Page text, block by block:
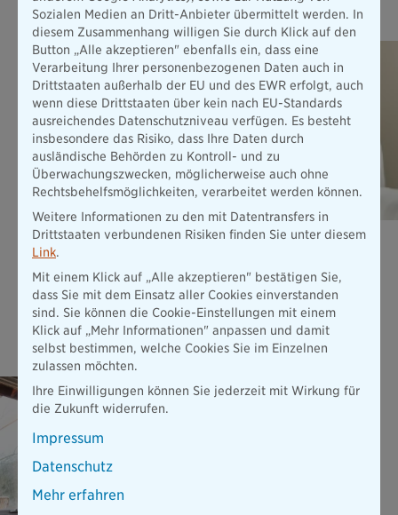
Unfallversicherung ExistenzBudget
ExistenzBudget in einer Höhe von bis zu 10 Mio. € nach
einem Unfall - und das schon ab 9,41 € pro Monat.
Mehr erfahren
Elementar­versicherung
Sozialen Medien an Dritt-Anbieter übermittelt werden. In
diesem Zusammenhang willigen Sie durch Klick auf den
Button „Alle akzeptieren" ebenfalls ein, dass eine
Verarbeitung Ihrer personenbezogenen Daten auch in
Drittstaaten außerhalb der EU und des EWR erfolgt, auch
wenn diese Drittstaaten über kein nach EU-Standards
ausreichendes Datenschutzniveau verfügen. Es besteht
insbesondere das Risiko, dass Ihre Daten durch
ausländische Behörden zu Kontroll- und zu
Überwachungszwecken, möglicherweise auch ohne
Rechtsbehelfsmöglichkeiten, verarbeitet werden können.
Weitere Informationen zu den mit Datentransfers in
Drittstaaten verbundenen Risiken finden Sie unter diesem
Link.
Mit einem Klick auf „Alle akzeptieren" bestätigen Sie,
dass Sie mit dem Einsatz aller Cookies einverstanden
sind. Sie können die Cookie-Einstellungen mit einem
Klick auf „Mehr Informationen" anpassen und damit
selbst bestimmen, welche Cookies Sie im Einzelnen
zulassen möchten.
Ihre Einwilligungen können Sie jederzeit mit Wirkung für
die Zukunft widerrufen.
Impressum
Datenschutz
Mehr erfahren